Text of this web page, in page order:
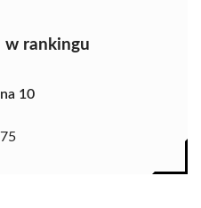
w rankingu
10